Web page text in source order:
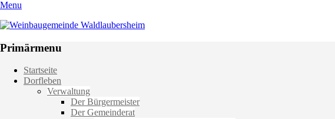
Menu
Weinbaugemeinde Waldlaubersheim
Primärmenu
Weiter
zum
Startseite
Dorfleben
Verwaltung
Der Bürgermeister
Der Gemeinderat